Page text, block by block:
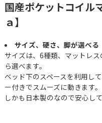
国産ポケットコイル
ａ】
サイズ、硬さ、脚が選べる
サイズは、6種類、マットレ
ら選べます。
ベッド下のスペースを利用し
ー付きでスムーズに動きます。
しかも日本製のなので安心し